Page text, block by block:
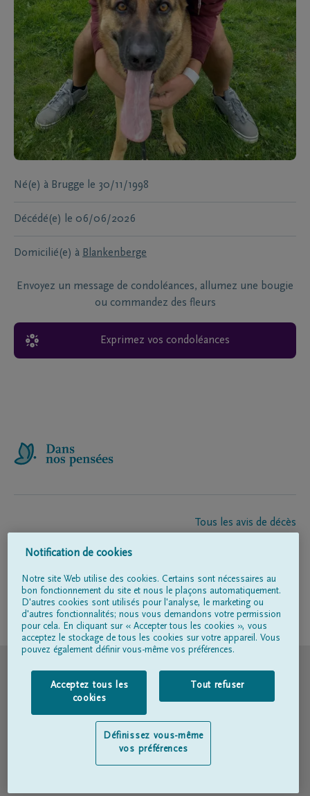
Né(e) à Brugge le 30/11/1998
Décédé(e) le 06/06/2026
Domicilié(e) à Blankenberge
Envoyez un message de condoléances, allumez une bougie
ou commandez des fleurs
Exprimez vos condoléances
Tous les avis de décès
Entrepreneur de pompes funèbres
Suivez-nous sur
Conditions d'utilisation
Déclaration relative à la vie privée
Déclaration d’accessibilité
Notification de cookies
Notre site Web utilise des cookies. Certains sont nécessaires au
bon fonctionnement du site et nous le plaçons automatiquement.
D'autres cookies sont utilisés pour l'analyse, le marketing ou
d'autres fonctionnalités; nous vous demandons votre permission
pour cela. En cliquant sur « Accepter tous les cookies », vous
acceptez le stockage de tous les cookies sur votre appareil. Vous
pouvez également définir vous-même vos préférences.
Acceptez tous les
cookies
Tout refuser
Définissez vous-même
vos préférences